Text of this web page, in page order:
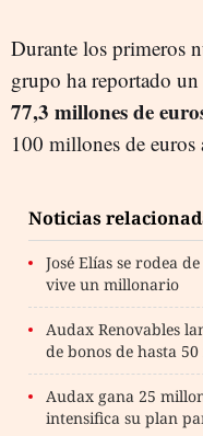
Durante los primeros
grupo ha reportado un
77,3 millones de
100 millones de euros
Noticias
José Elías se rodea
vive un millonario
Audax Renovables
de bonos de hasta
Audax gana 25
intensifica su plan